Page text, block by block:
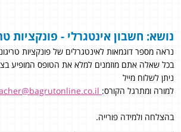
נושא: חשבון אינטגרלי - פונקציות
נראה מספר דוגמאות לאינטגרלים של פונקציות
בכל שאלה אתם מוזמנים למלא את הטופס המופיע
ניתן לשלוח מייל
למורה ומתרגל הקורס:
בהצלחה ולמידה פורייה.